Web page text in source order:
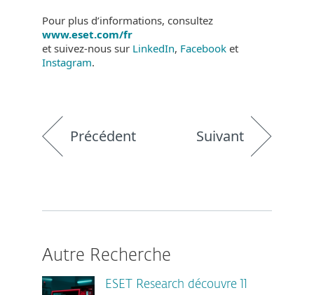
Pour plus d’informations, consultez
www.eset.com/fr
et suivez-nous sur LinkedIn, Facebook et
Instagram.
Précédent Suivant
Autre Recherche
ESET Research découvre 11